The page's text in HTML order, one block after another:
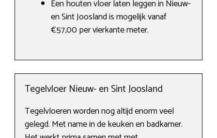
Een houten vloer laten leggen in Nieuw-
en Sint Joosland is mogelijk vanaf
€57,00 per vierkante meter.
Tegelvloer Nieuw- en Sint Joosland
Tegelvloeren worden nog altijd enorm veel
gelegd. Met name in de keuken en badkamer.